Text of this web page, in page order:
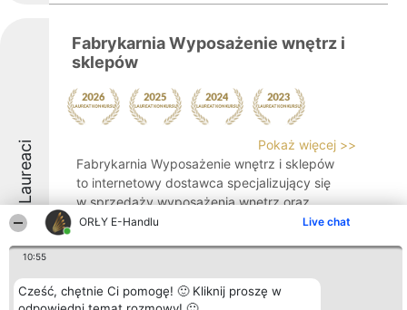
ORŁY E-Handlu Live chat
10:55
Cześć, chętnie Ci pomogę! 🙂 Kliknij proszę w
Laureaci
Fabrykarnia Wyposażenie wnętrz i
sklepów
Pokaż więcej >>
Fabrykarnia Wyposażenie wnętrz i sklepów
to internetowy dostawca specjalizujący się
w sprzedaży wyposażenia wnętrz oraz
rozwiązań przeznaczonych dla sklepów,
obejmującą ...